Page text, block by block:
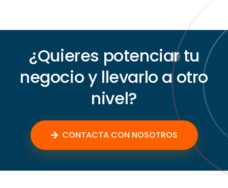
¿Quieres potenciar tu
negocio y llevarlo a otro
nivel?
CONTACTA CON NOSOTROS